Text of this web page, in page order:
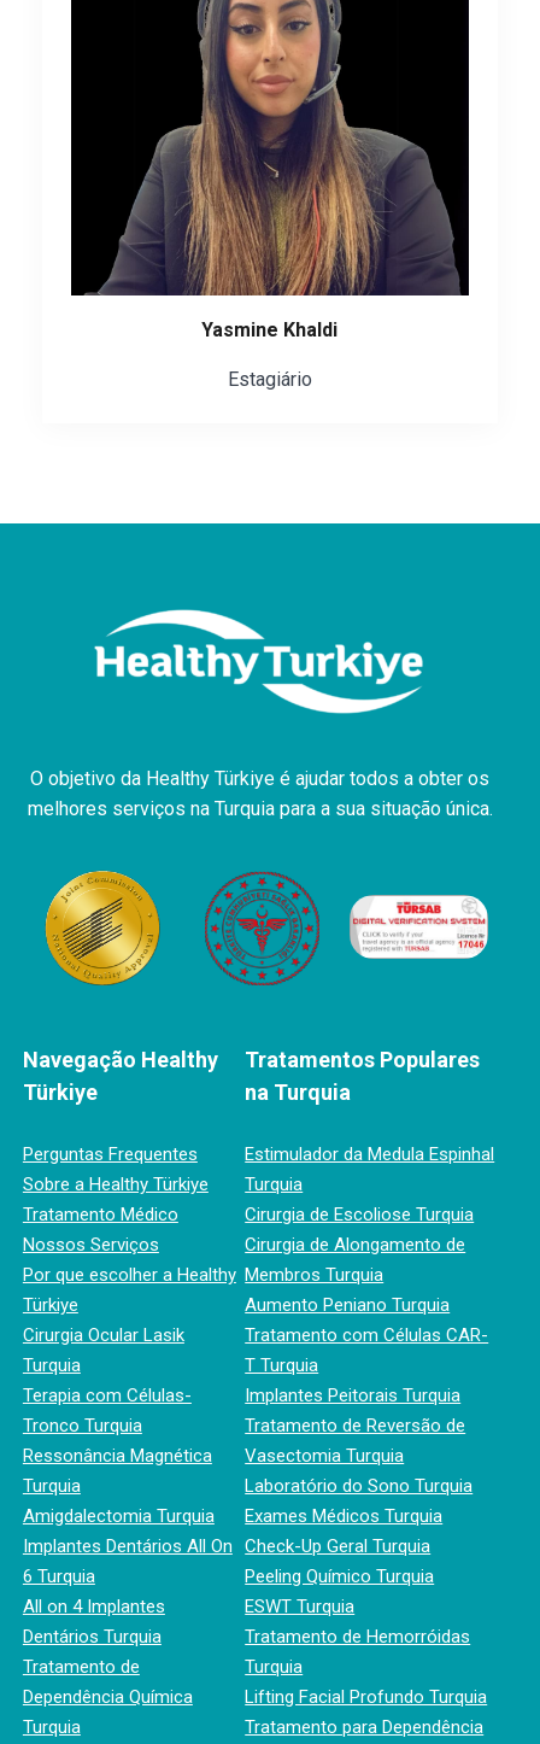
Yasmine Khaldi
Estagiário
O objetivo da Healthy Türkiye é ajudar todos a obter os
melhores serviços na Turquia para a sua situação única.
Navegação Healthy
Türkiye
Perguntas Frequentes
Sobre a Healthy Türkiye
Tratamento Médico
Nossos Serviços
Por que escolher a Healthy
Türkiye
Cirurgia Ocular Lasik
Turquia
Terapia com Células-
Tronco Turquia
Ressonância Magnética
Turquia
Amigdalectomia Turquia
Implantes Dentários All On
6 Turquia
All on 4 Implantes
Dentários Turquia
Tratamento de
Dependência Química
Turquia
Tratamentos Populares
na Turquia
Estimulador da Medula Espinhal
Turquia
Cirurgia de Escoliose Turquia
Cirurgia de Alongamento de
Membros Turquia
Aumento Peniano Turquia
Tratamento com Células CAR-
T Turquia
Implantes Peitorais Turquia
Tratamento de Reversão de
Vasectomia Turquia
Laboratório do Sono Turquia
Exames Médicos Turquia
Check-Up Geral Turquia
Peeling Químico Turquia
ESWT Turquia
Tratamento de Hemorróidas
Turquia
Lifting Facial Profundo Turquia
Tratamento para Dependência